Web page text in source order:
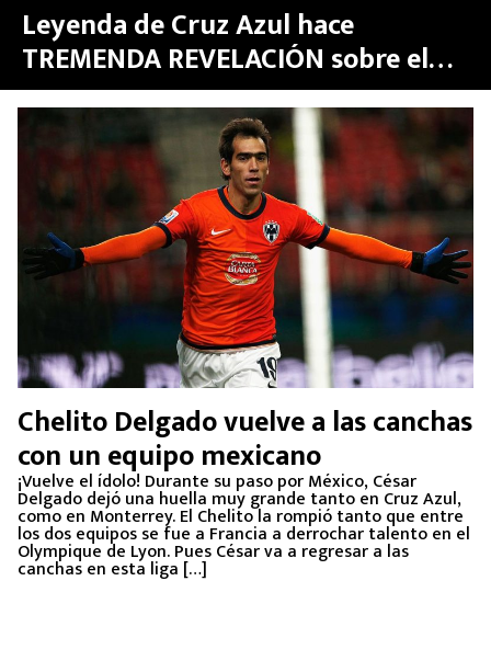
Leyenda de Cruz Azul hace
TREMENDA REVELACIÓN sobre el
actual equipo
Chelito Delgado vuelve a las canchas
con un equipo mexicano
¡Vuelve el ídolo! Durante su paso por México, César
Delgado dejó una huella muy grande tanto en Cruz Azul,
como en Monterrey. El Chelito la rompió tanto que entre
los dos equipos se fue a Francia a derrochar talento en el
Olympique de Lyon. Pues César va a regresar a las
canchas en esta liga […]